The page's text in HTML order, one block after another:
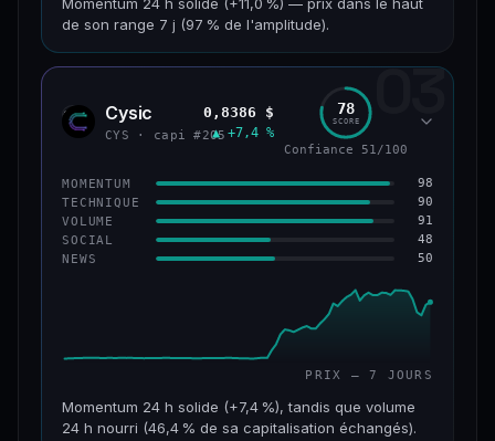
de son range 7 j (97 % de l'amplitude).
CAP. MARCHÉ VOLUME 24 H
VAR. 7 J VAR. 30 J
+2,1 %
VS ATH
−69,5 % #90
CONFIANCE 61/100
03
CYS Cysic
CYS · capi #205
0,8386 $
▲ +7,4 %
78
SCORE
Confiance 51/100
MOMENTUM 98
TECHNIQUE 90
VOLUME 91
SOCIAL 48
NEWS 50
PRIX — 7 JOURS
Momentum 24 h solide (+7,4 %), tandis que volume
24 h nourri (46,4 % de sa capitalisation échangés).